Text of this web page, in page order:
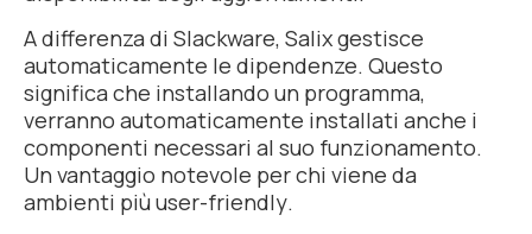
A differenza di Slackware, Salix gestisce
automaticamente le dipendenze. Questo
significa che installando un programma,
verranno automaticamente installati anche i
componenti necessari al suo funzionamento.
Un vantaggio notevole per chi viene da
ambienti più user-friendly.